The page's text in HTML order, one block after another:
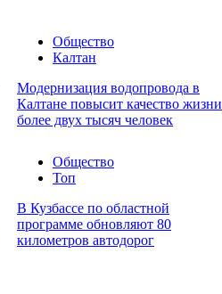
Общество
Калтан
Модернизация водопровода в
Калтане повысит качество жизни
более двух тысяч человек
Общество
Топ
В Кузбассе по областной
программе обновляют 80
километров автодорог